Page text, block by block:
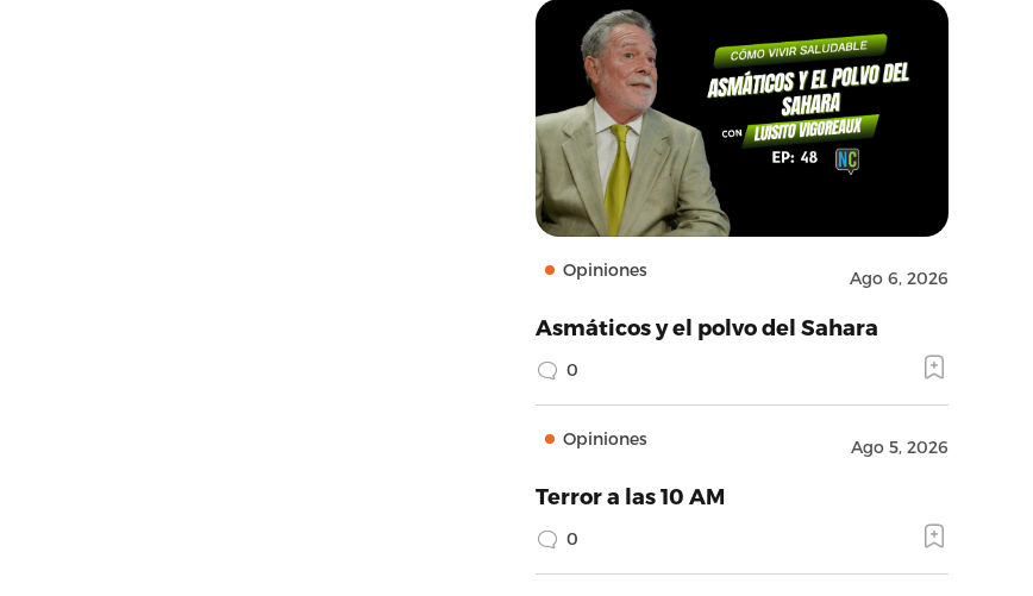
Opiniones Ago 6, 2026
Asmáticos y el polvo del Sahara
0
Opiniones Ago 5, 2026
Terror a las 10 AM
0